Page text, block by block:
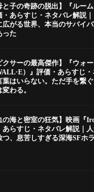
と子の奇跡の脱出】『ルーム
・あらすじ・ネタバレ解説
広がる世界、本当のサバイ
った
クサーの最高傑作】『ウォ
）』評価・あらすじ
葉はいらない。ただ手を繋
わる。
の海と密室の狂気】映画『
あらすじ・ネタバレ解説｜
つ、息苦しすぎる深海SFホ